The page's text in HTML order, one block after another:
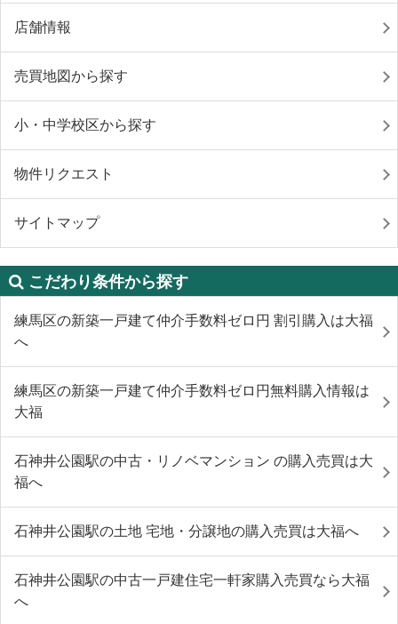
店舗情報
売買地図から探す
小・中学校区から探す
物件リクエスト
サイトマップ
こだわり条件から探す
練馬区の新築一戸建て仲介手数料ゼロ円 割引購入は大福
へ
練馬区の新築一戸建て仲介手数料ゼロ円無料購入情報は
大福
石神井公園駅の中古・リノベマンション の購入売買は大
福へ
石神井公園駅の土地 宅地・分譲地の購入売買は大福へ
石神井公園駅の中古一戸建住宅一軒家購入売買なら大福
へ